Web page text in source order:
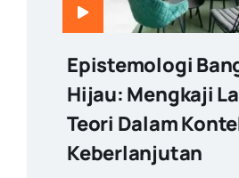
Epistemologi
Hijau: Mengkaji
Teori Dalam
Keberlanjutan